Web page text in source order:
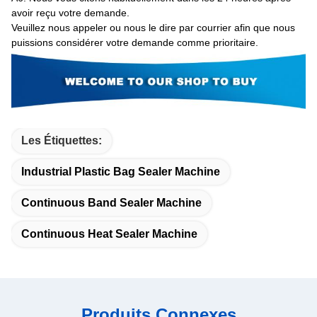
avoir reçu votre demande.
Veuillez nous appeler ou nous le dire par courrier afin que nous
puissions considérer votre demande comme prioritaire.
Les Étiquettes:
Industrial Plastic Bag Sealer Machine
Continuous Band Sealer Machine
Continuous Heat Sealer Machine